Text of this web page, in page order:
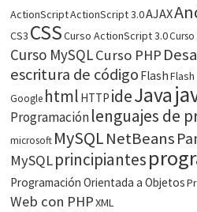
ActionScriptActionScript 3.0AJAX
CS3 CSSCurso ActionScript 3.0
Curso MySQLCurso PHP
escritura de código FlashFlash
Google html HTTP ideJava
Programaciónlenguajes de
microsoft MySQLNetBeans
MySQLprincipiantes
Programación Orientada a Objetos
Web con PHPXML